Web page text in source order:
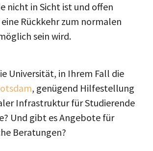
nicht in Sicht ist und offen
Rückkehr zum normalen
sein wird.
Universität, in Ihrem Fall die
, genügend Hilfestellung
Infrastruktur für Studierende
Und gibt es Angebote für
Beratungen?